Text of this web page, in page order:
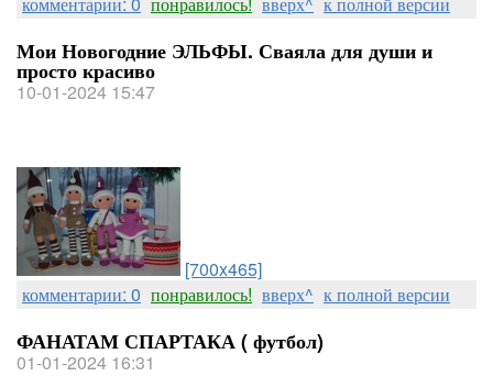
Мои Новогодние ЭЛЬФЫ. Сваяла для души и
просто красиво
10-01-2024 15:47
[700x465]
комментарии: 0 понравилось! вверх^ к полной версии
ФАНАТАМ СПАРТАКА ( футбол)
01-01-2024 16:31